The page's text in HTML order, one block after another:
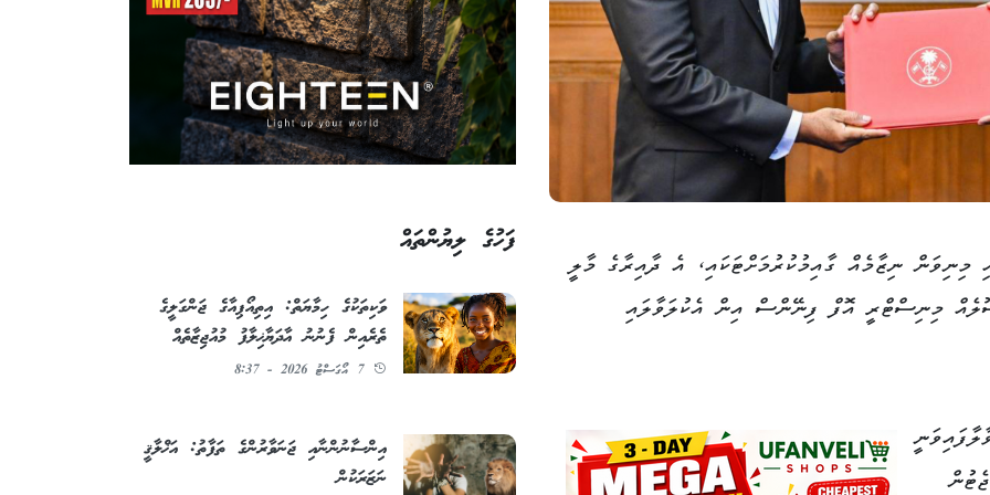
ނިޒާމެއް ގާއިމުކުރުމަށްޓަކައި، އެ ދާއިރާގެ މާލީ
މިނިސްޓްރީ އޮފް ފިނޭންސް އިން އެކުލަވާލައި
ފަހުގެ ލިޔުންތައް
ވަކިތަކުގެ ހިމާޔަތް: އިތިއޯޕިއާގެ ޖަންގަލީގެ
ތެރެއިން ފެނުނު އާދަޔާޚިލާފު މުއުޖިޒާތެއް
7 އޯގަސްޓު 2026 - 8:37
އިންސާނުންނާއި ޖަނަވާރުންގެ ތަފާތު: އަޚްލާޤީ
ނަޒަރަކުން